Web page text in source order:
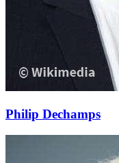
Philip Dechamps